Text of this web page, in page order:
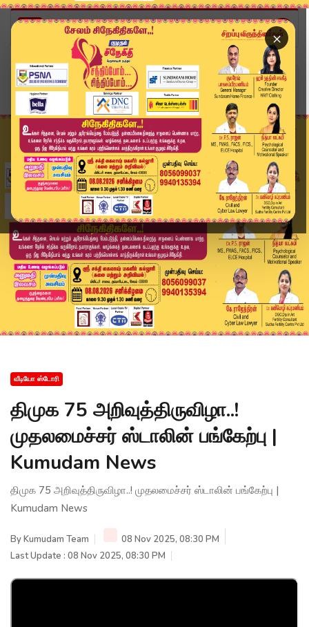
×
Home
வீடியோ ஸ்டோரி
திமுக 75 அறிவுத்திருவிழா..! முதலமைச்சர் ஸ்டாலின...
வீடியோ ஸ்டோரி
திமுக 75 அறிவுத்திருவிழா..!
முதலமைச்சர் ஸ்டாலின் பங்கேற்பு |
Kumudam News
திமுக 75 அறிவுத்திருவிழா..! முதலமைச்சர் ஸ்டாலின் பங்கேற்பு |
Kumudam News
ByKumudam Team
08 Nov 2025, 08:30 PM
Last Update : 08 Nov 2025, 08:30 PM